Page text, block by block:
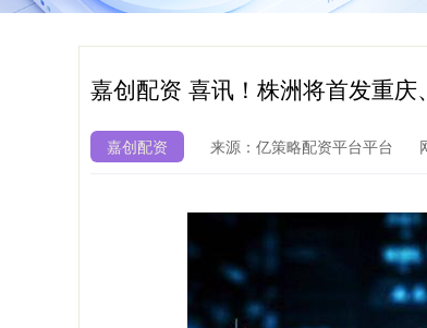
嘉创配资 喜讯！株洲将首发重
嘉创配资 来源：亿策略配资平台平台